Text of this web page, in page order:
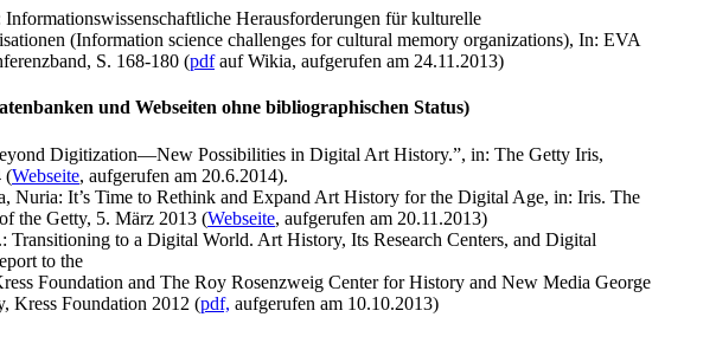
Informationswissenschaftliche Herausforderungen für kulturelle
(Information science challenges for cultural memory organizations), In: EVA
S. 168-180 (pdfauf Wikia, aufgerufen am 24.11.2013)
und Webseiten ohne bibliographischen Status)
Digitization—New Possibilities in Digital Art History.”, in: The Getty Iris,
(Webseite, aufgerufen am 20.6.2014).
Nuria: It’s Time to Rethink and Expand Art History for the Digital Age, in: Iris. The
the Getty, 5. März 2013 (Webseite, aufgerufen am 20.11.2013)
Transitioning to a Digital World. Art History, Its Research Centers, and Digital
to the
Foundation and The Roy Rosenzweig Center for History and New Media George
Kress Foundation 2012 (pdf, aufgerufen am 10.10.2013)